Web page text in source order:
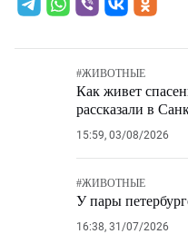
#ЖИВОТНЫЕ
Как живет
рассказали в
15:59, 03/08/2026
#ЖИВОТНЫЕ
У пары
16:38, 31/07/2026